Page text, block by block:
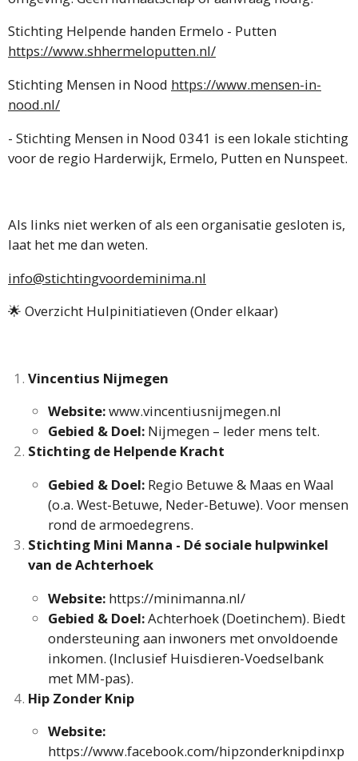
Stichting Helpende handen Ermelo - Putten
https://www.shhermeloputten.nl/
Stichting Mensen in Nood https://www.mensen-in-
nood.nl/
- Stichting Mensen in Nood 0341 is een lokale stichting
voor de regio Harderwijk, Ermelo, Putten en Nunspeet.
Als links niet werken of als een organisatie gesloten is,
laat het me dan weten.
info@stichtingvoordeminima.nl
🌟 Overzicht Hulpinitiatieven (Onder elkaar)
Vincentius Nijmegen
Website:www.vincentiusnijmegen.nl
Gebied & Doel: Nijmegen – Ieder mens telt.
Stichting de Helpende Kracht
Gebied & Doel: Regio Betuwe & Maas en Waal
(o.a. West-Betuwe, Neder-Betuwe). Voor mensen
rond de armoedegrens.
Stichting Mini Manna - Dé sociale hulpwinkel
van de Achterhoek
Website: https://minimanna.nl/
Gebied & Doel:Achterhoek (Doetinchem). Biedt
ondersteuning aan inwoners met onvoldoende
inkomen. (Inclusief Huisdieren-Voedselbank
met MM-pas).
Hip Zonder Knip
Website:
https://www.facebook.com/hipzonderknipdinxp